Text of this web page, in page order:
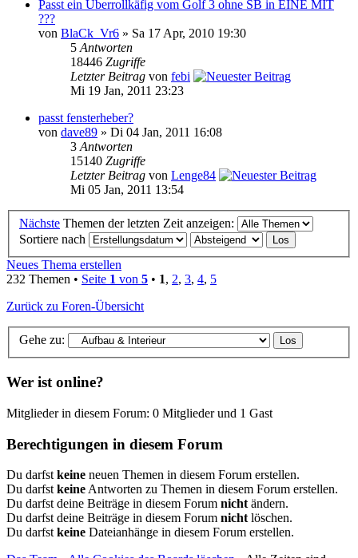
Passt ein Überrollkäfig vom Golf 3 ohne SB in EINE MIT
???
von BlaCk_Vr6 » Sa 17 Apr, 2010 19:30
5 Antworten
18446 Zugriffe
Letzter Beitrag von febi
Mi 19 Jan, 2011 23:23
passt fensterheber?
von dave89 » Di 04 Jan, 2011 16:08
3 Antworten
15140 Zugriffe
Letzter Beitrag von Lenge84
Mi 05 Jan, 2011 13:54
Nächste Themen der letzten Zeit anzeigen:
Sortiere nach
Neues Thema erstellen
232 Themen • Seite 1 von 5 • 1, 2, 3, 4, 5
Zurück zu Foren-Übersicht
Gehe zu:
Wer ist online?
Mitglieder in diesem Forum: 0 Mitglieder und 1 Gast
Berechtigungen in diesem Forum
Du darfst keine neuen Themen in diesem Forum erstellen.
Du darfst keine Antworten zu Themen in diesem Forum erstellen.
Du darfst deine Beiträge in diesem Forum nicht ändern.
Du darfst deine Beiträge in diesem Forum nicht löschen.
Du darfst keine Dateianhänge in diesem Forum erstellen.